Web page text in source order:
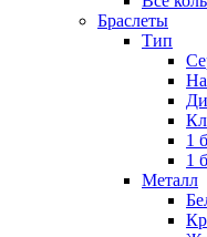
Браслеты
Тип
1
1
Металл